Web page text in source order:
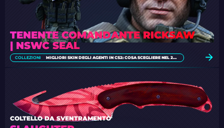
TENENTE COMANDANTE RICKSAW
| NSWC SEAL
COLLEZIONI MIGLIORI SKIN DEGLI AGENTI IN CS2: COSA SCEGLIERE NEL 2026
COLTELLO DA SVENTRAMENTO